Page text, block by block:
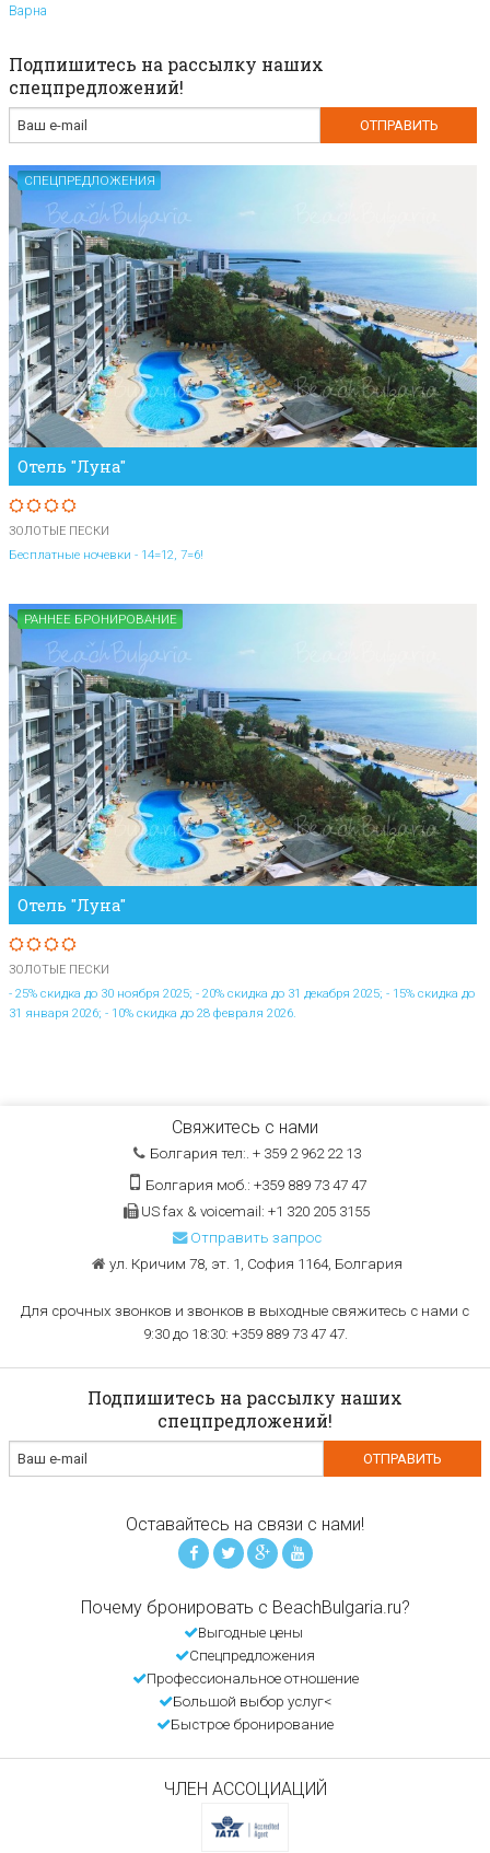
Варна
Подпишитесь на рассылку наших
спецпредложений!
СПЕЦПРЕДЛОЖЕНИЯ
Отель "Луна"
ЗОЛОТЫЕ ПЕСКИ
Бесплатные ночевки - 14=12, 7=6!
РАННЕЕ БРОНИРОВАНИЕ
Отель "Луна"
ЗОЛОТЫЕ ПЕСКИ
- 25% скидка до 30 ноября 2025; - 20% скидка до 31 декабря 2025; - 15% скидка до
31 января 2026; - 10% скидка до 28 февраля 2026.
Свяжитесь с нами
Болгария тел:. + 359 2 962 22 13
Болгария моб.: +359 889 73 47 47
US fax & voicemail: +1 320 205 3155
Отправить запрос
ул. Кричим 78, эт. 1, София 1164, Болгария
Для срочных звонков и звонков в выходные свяжитесь с нами с
9:30 до 18:30: +359 889 73 47 47.
Подпишитесь на рассылку наших
спецпредложений!
Оставайтесь на связи с нами!
Почему бронировать с BeachBulgaria.ru?
Выгодные цены
Спецпредложения
Профессиональное отношение
Большой выбор услуг<
Быстрое бронирование
ЧЛЕН АССОЦИАЦИЙ